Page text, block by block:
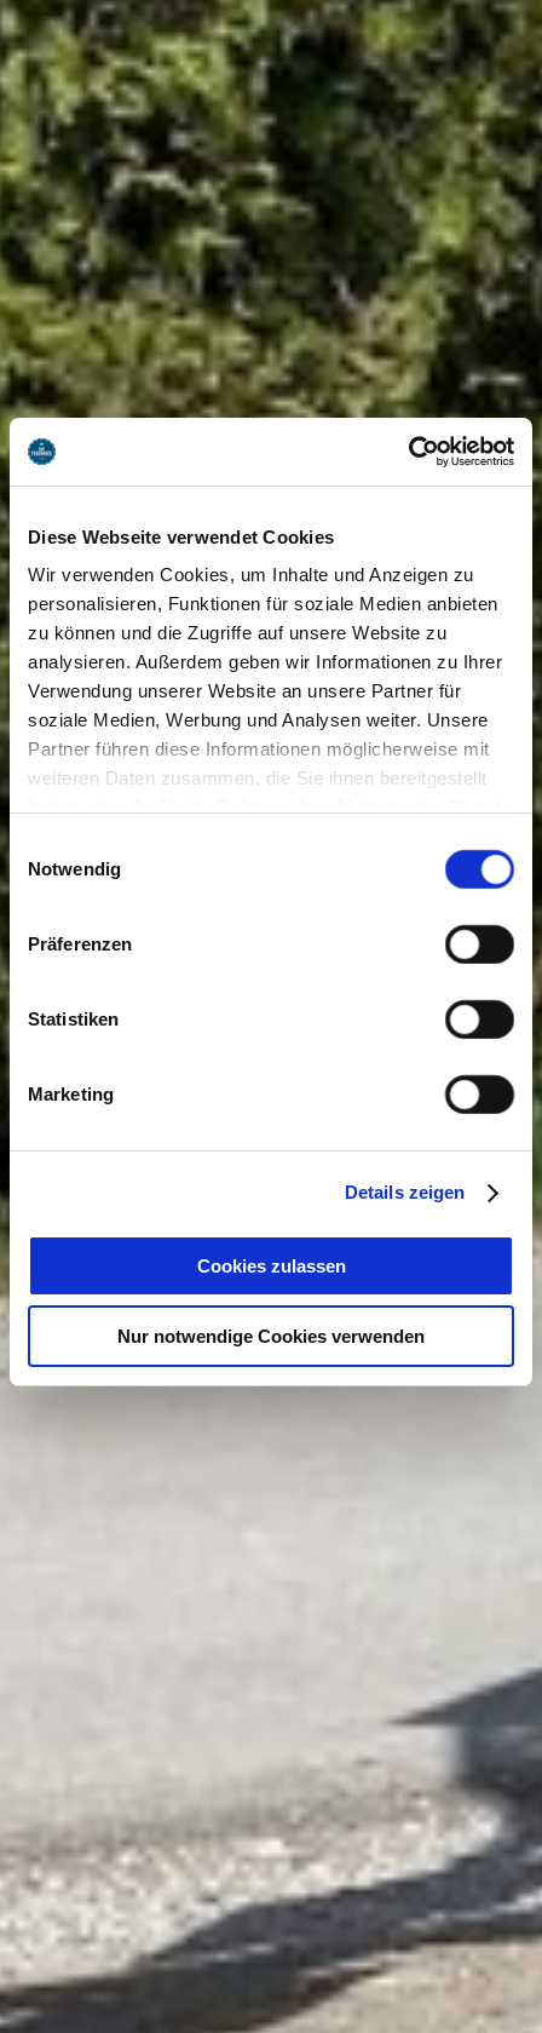
Diese Webseite verwendet Cookies
Wir verwenden Cookies, um Inhalte und Anzeigen zu
personalisieren, Funktionen für soziale Medien anbieten
zu können und die Zugriffe auf unsere Website zu
analysieren. Außerdem geben wir Informationen zu Ihrer
Verwendung unserer Website an unsere Partner für
soziale Medien, Werbung und Analysen weiter. Unsere
Partner führen diese Informationen möglicherweise mit
weiteren Daten zusammen, die Sie ihnen bereitgestellt
Cookies, wenn Sie unsere Webseite weiterhin nutzen.
Notwendig
Präferenzen
Statistiken
Marketing
Details zeigen
Cookies zulassen
Nur notwendige Cookies verwenden